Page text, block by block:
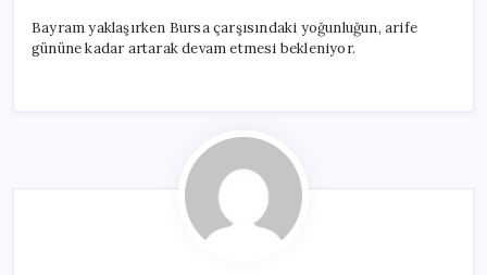
Bayram yaklaşırken Bursa çarşısındaki yoğunluğun, arife
gününe kadar artarak devam etmesi bekleniyor.